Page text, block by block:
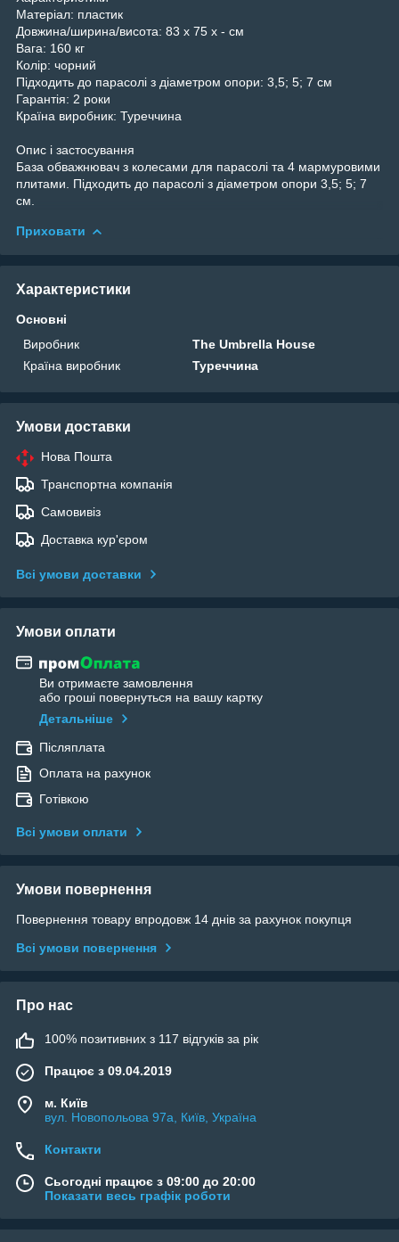
Матеріал: пластик
Довжина/ширина/висота: 83 x 75 x - см
Вага: 160 кг
Колір: чорний
Підходить до парасолі з діаметром опори: 3,5; 5; 7 см
Гарантія: 2 роки
Країна виробник: Туреччина
Опис і застосування
База обважнювач з колесами для парасолі та 4 мармуровими
плитами. Підходить до парасолі з діаметром опори 3,5; 5; 7
см.
Приховати
Характеристики
Основні
Виробник
The Umbrella House
Країна виробник
Туреччина
Умови доставки
Нова Пошта
Транспортна компанія
Самовивіз
Доставка кур'єром
Всі умови доставки
Умови оплати
Ви отримаєте замовлення
або гроші повернуться на вашу картку
Детальніше
Післяплата
Оплата на рахунок
Готівкою
Всі умови оплати
Умови повернення
Повернення товару впродовж 14 днів за рахунок покупця
Всі умови повернення
Про нас
100% позитивних з 117 відгуків за рік
Працює з 09.04.2019
м. Київ
вул. Новопольова 97а, Київ, Україна
Контакти
Сьогодні працює з 09:00 до 20:00
Показати весь графік роботи